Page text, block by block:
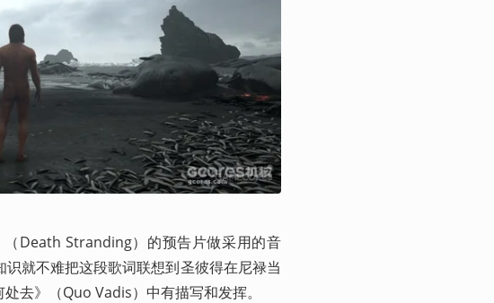
Death Stranding）的预告片做采用的音
就不难把这段歌词联想到圣彼得在尼禄当
去》（Quo Vadis）中有描写和发挥。